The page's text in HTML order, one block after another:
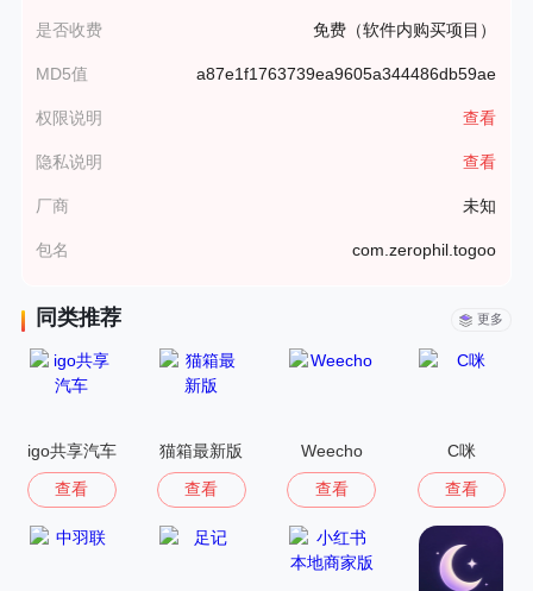
是否收费 免费（软件内购买项目）
MD5值 a87e1f1763739ea9605a344486db59ae
权限说明 查看
隐私说明 查看
厂商 未知
包名 com.zerophil.togoo
同类推荐 更多
igo共享汽车
查看
猫箱最新版
查看
Weecho
查看
C咪
查看